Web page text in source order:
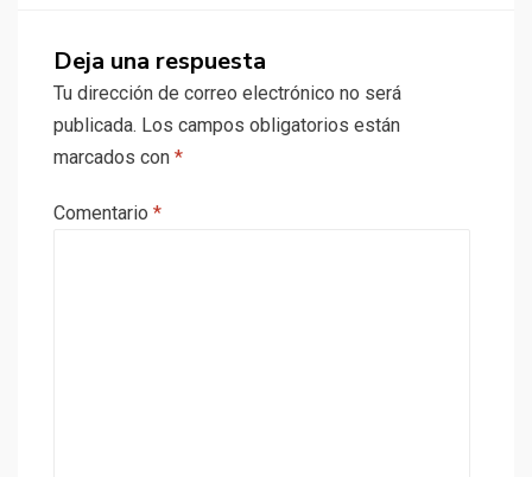
Deja una respuesta
Tu dirección de correo electrónico no será
publicada. Los campos obligatorios están
marcados con *
Comentario *